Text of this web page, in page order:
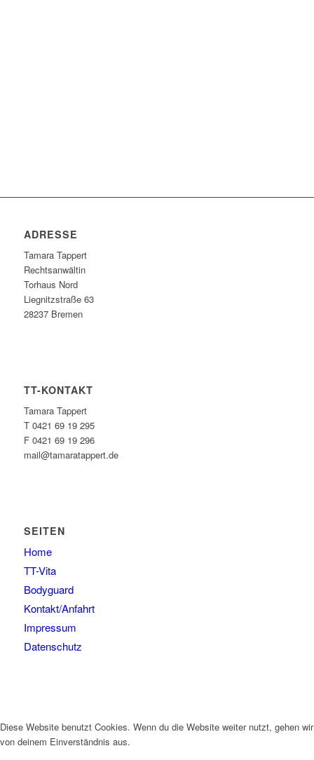
ADRESSE
Tamara Tappert
Rechtsanwältin
Torhaus Nord
Liegnitzstraße 63
28237 Bremen
TT-KONTAKT
Tamara Tappert
T 0421 69 19 295
F 0421 69 19 296
mail@tamaratappert.de
SEITEN
Home
TT-Vita
Bodyguard
Kontakt/Anfahrt
Impressum
Datenschutz
Diese Website benutzt Cookies. Wenn du die Website weiter nutzt, gehen wir
von deinem Einverständnis aus.